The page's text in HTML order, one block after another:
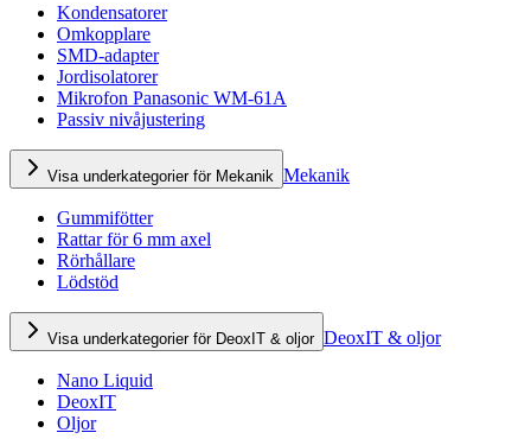
Kondensatorer
Omkopplare
SMD-adapter
Jordisolatorer
Mikrofon Panasonic WM-61A
Passiv nivåjustering
Visa underkategorier för Mekanik Mekanik
Gummifötter
Rattar för 6 mm axel
Rörhållare
Lödstöd
Visa underkategorier för DeoxIT & oljor DeoxIT & oljor
Nano Liquid
DeoxIT
Oljor